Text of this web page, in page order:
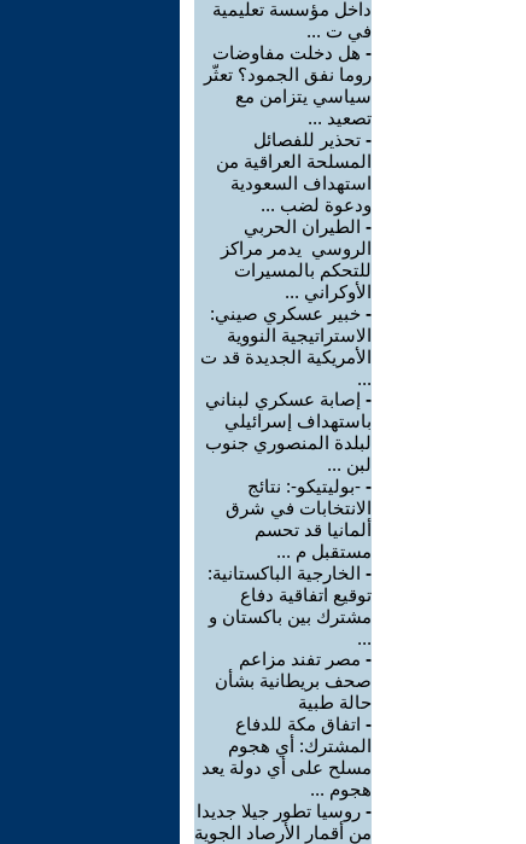
داخل مؤسسة تعليمية
في ت ...
- هل دخلت مفاوضات
روما نفق الجمود؟ تعثّر
سياسي يتزامن مع
تصعيد ...
- تحذير للفصائل
المسلحة العراقية من
استهداف السعودية
ودعوة لضب ...
- الطيران الحربي
الروسي يدمر مراكز
للتحكم بالمسيرات
الأوكراني ...
- خبير عسكري صيني:
الاستراتيجية النووية
الأمريكية الجديدة قد ت
...
- إصابة عسكري لبناني
باستهداف إسرائيلي
لبلدة المنصوري جنوب
لبن ...
- -بوليتيكو-: نتائج
الانتخابات في شرق
ألمانيا قد تحسم
مستقبل م ...
- الخارجية الباكستانية:
توقيع اتفاقية دفاع
مشترك بين باكستان و
...
- مصر تفند مزاعم
صحف بريطانية بشأن
حالة طبية
- ‏اتفاق مكة للدفاع
المشترك: أي هجوم
مسلح على أي دولة يعد
هجوم ...
- روسيا تطور جيلا جديدا
من أقمار الأرصاد الجوية